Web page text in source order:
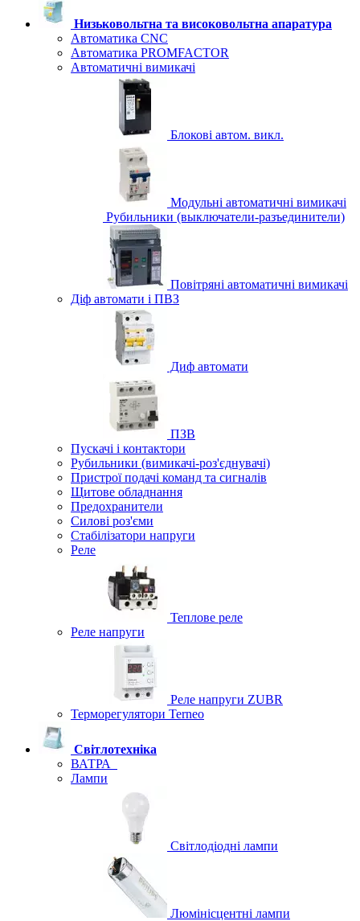
Низьковольтна та високовольтна апаратура
Автоматика CNC
Автоматика PROMFACTOR
Автоматичні вимикачі
Блокові автом. викл.
Модульні автоматичні вимикачі
Рубильники (выключатели-разъединители)
Повітряні автоматичні вимикачі
Діф автомати і ПВЗ
Диф автомати
ПЗВ
Пускачі і контактори
Рубильники (вимикачі-роз'єднувачі)
Пристрої подачі команд та сигналів
Щитове обладнання
Предохранители
Силові роз'єми
Стабілізатори напруги
Реле
Теплове реле
Реле напруги
Реле напруги ZUBR
Терморегулятори Terneo
Світлотехніка
ВАТРА
Лампи
Світлодіодні лампи
Люмінісцентні лампи